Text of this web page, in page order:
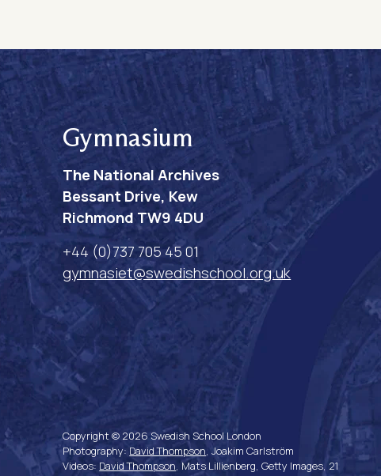
Gymnasium
The National Archives
Bessant Drive, Kew
Richmond TW9 4DU
+44 (0)737 705 45 01
gymnasiet@swedishschool.org.uk
Copyright © 2026 Swedish School London
Photography: David Thompson , Joakim Carlström
Videos: David Thompson , Mats Lillienberg, Getty Images, 21